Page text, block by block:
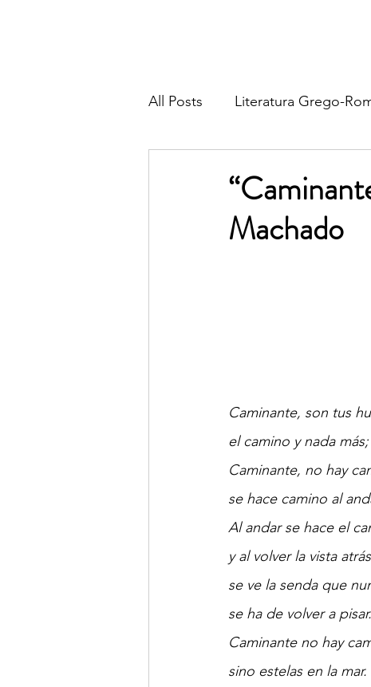
All Posts Literatura Grego-
Literatura Italiana
Machado
Caminante, son tus
el camino y nada más;
Caminante, no hay
se hace camino al
Al andar se hace el
y al volver la vista atrás
se ve la senda que
se ha de volver a pisar.
Caminante no hay
sino estelas en la mar.